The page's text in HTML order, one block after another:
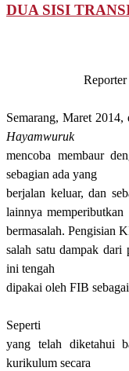
DUA SISI
Semarang, Maret 2014,
Hayamwuruk
mencoba membaur
sebagian ada yang
berjalan keluar, dan
lainnya mempeributkan
bermasalah. Pengisian
salah satu dampak dari
ini tengah
dipakai oleh FIB
Seperti
yang telah diketahui
kurikulum secara